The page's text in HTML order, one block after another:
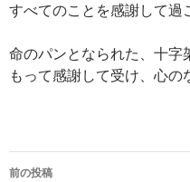
すべてのことを感謝して過
命のパンとなられた、十字
もって感謝して受け、心の
投
前の投稿